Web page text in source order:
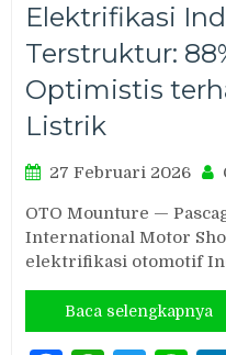
Elektrifikasi
Terstruktur:
Optimistis
Listrik
27 Februari 2026
OTO Mounture —
International Motor
elektrifikasi otomotif
Baca selengkapnya